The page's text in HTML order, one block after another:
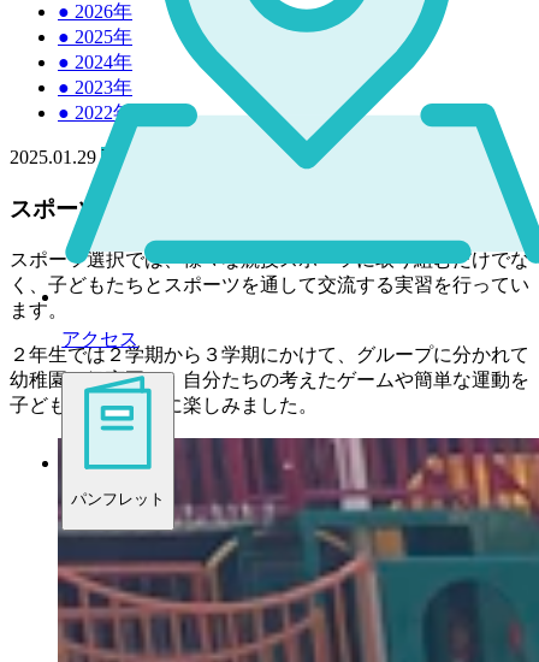
アクセス
パンフレット
● 2026年
● 2025年
● 2024年
● 2023年
● 2022年
2025.01.29 高校
スポーツ選択２年生で幼稚園・保育園で実習！
スポーツ選択では、様々な競技スポーツに取り組むだけでな
く、子どもたちとスポーツを通して交流する実習を行ってい
ます。
２年生では２学期から３学期にかけて、グループに分かれて
幼稚園や保育園で、自分たちの考えたゲームや簡単な運動を
子どもたちと一緒に楽しみました。